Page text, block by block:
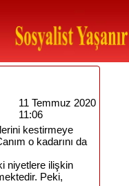
11 Temmuz 2020
11:06
kestirmeye
o kadarını da
niyetlere ilişkin
Peki,